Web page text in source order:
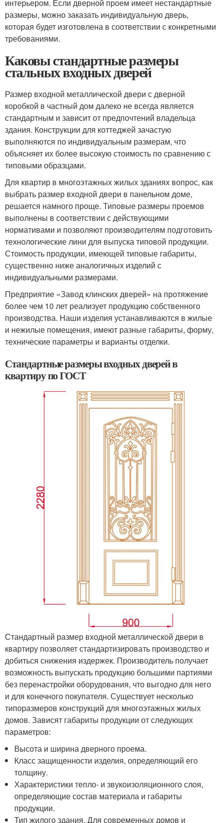
интерьером. Если дверной проем имеет нестандартные
размеры, можно заказать индивидуальную дверь,
которая будет изготовлена в соответствии с конкретными
требованиями.
Каковы стандартные размеры
стальных входных дверей
Размер входной металлической двери с дверной
коробкой в частный дом далеко не всегда является
стандартным и зависит от предпочтений владельца
здания. Конструкции для коттеджей зачастую
выполняются по индивидуальным размерам, что
объясняет их более высокую стоимость по сравнению с
типовыми образцами.
Для квартир в многоэтажных жилых зданиях вопрос, как
выбрать размер входной двери в панельном доме,
решается намного проще. Типовые размеры проемов
выполнены в соответствии с действующими
нормативами и позволяют производителям подготовить
технологические лини для выпуска типовой продукции.
Стоимость продукции, имеющей типовые габариты,
существенно ниже аналогичных изделий с
индивидуальными размерами.
Предприятие «Завод клинских дверей» на протяжение
более чем 10 лет реализует продукцию собственного
производства. Наши изделия устанавливаются в жилые
и нежилые помещения, имеют разные габариты, форму,
технические параметры и варианты отделки.
Стандартные размеры входных дверей в
квартиру по ГОСТ
Стандартный размер входной металлической двери в
квартиру позволяет стандартизировать производство и
добиться снижения издержек. Производитель получает
возможность выпускать продукцию большими партиями
без перенастройки оборудования, что выгодно для него
и для конечного покупателя. Существует несколько
типоразмеров конструкций для многоэтажных жилых
домов. Зависят габариты продукции от следующих
параметров:
Высота и ширина дверного проема.
Класс защищенности изделия, определяющий его
толщину.
Характеристики тепло- и звукоизоляционного слоя,
определяющие состав материала и габариты
продукции.
Тип жилого здания. Для современных домов и